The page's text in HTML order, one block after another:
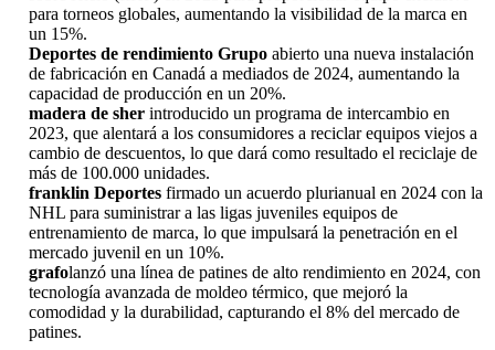
para torneos globales, aumentando la visibilidad de la marca en
un 15%.
Deportes de rendimiento Grupo abierto una nueva instalación
de fabricación en Canadá a mediados de 2024, aumentando la
capacidad de producción en un 20%.
madera de sher introducido un programa de intercambio en
2023, que alentará a los consumidores a reciclar equipos viejos a
cambio de descuentos, lo que dará como resultado el reciclaje de
más de 100.000 unidades.
franklin Deportes firmado un acuerdo plurianual en 2024 con la
NHL para suministrar a las ligas juveniles equipos de
entrenamiento de marca, lo que impulsará la penetración en el
mercado juvenil en un 10%.
grafolanzó una línea de patines de alto rendimiento en 2024, con
tecnología avanzada de moldeo térmico, que mejoró la
comodidad y la durabilidad, capturando el 8% del mercado de
patines.